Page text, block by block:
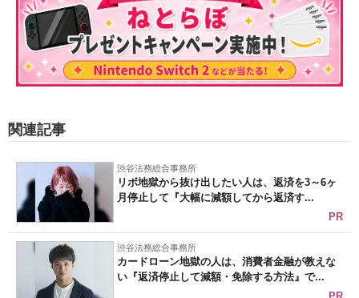
関連記事
渋谷法務総合事務所
リボ地獄から抜け出したい人は、返済を3～6ヶ
月停止して『大幅に減額してから返済す...
PR
渋谷法務総合事務所
カードローン地獄の人は、消費者金融が教えな
い『返済停止して減額・免除する方法』で...